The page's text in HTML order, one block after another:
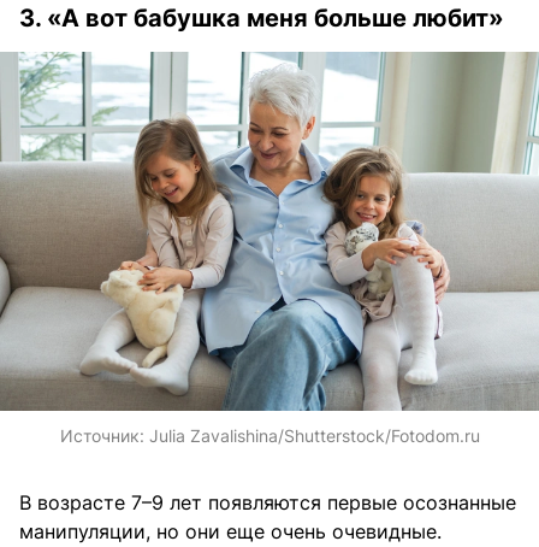
3. «А вот бабушка меня больше любит»
Источник: Julia Zavalishina/Shutterstock/Fotodom.ru
В возрасте 7–9 лет появляются первые осознанные
манипуляции, но они еще очень очевидные.